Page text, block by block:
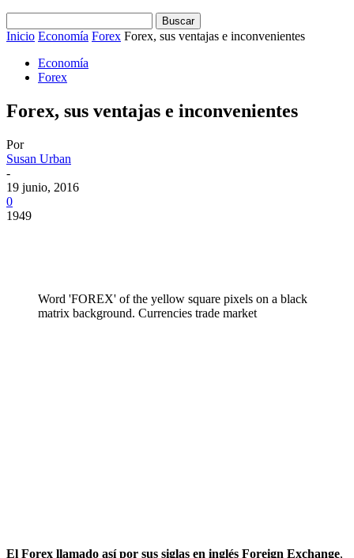
Inicio Economía Forex Forex, sus ventajas e inconvenientes
Economía
Forex
Forex, sus ventajas e inconvenientes
Por
Susan Urban
-
19 junio, 2016
0
1949
Word 'FOREX' of the yellow square pixels on a black
matrix background. Currencies trade market
El Forex llamado así por sus siglas en inglés Foreign Exchange,